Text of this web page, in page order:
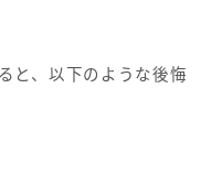
と、以下のような後悔